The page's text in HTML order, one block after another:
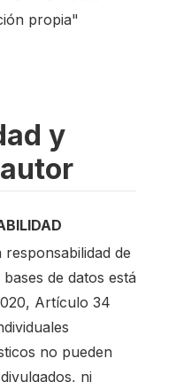
propia"
y
de
de datos está
Artículo 34
no pueden
ni